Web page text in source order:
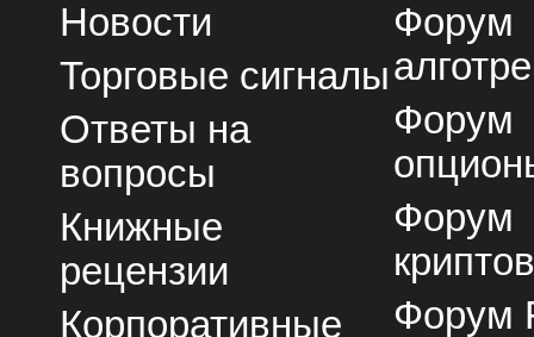
Новости
Торговые сигналы
Ответы на
вопросы
Книжные
рецензии
Корпоративные
Форум
Форум
Форум
Форум